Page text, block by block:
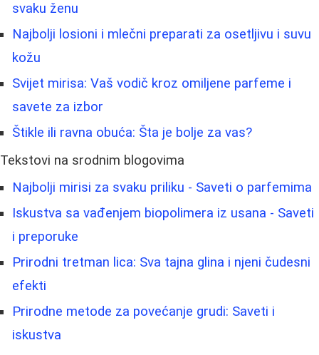
svaku ženu
Najbolji losioni i mlečni preparati za osetljivu i suvu
kožu
Svijet mirisa: Vaš vodič kroz omiljene parfeme i
savete za izbor
Štikle ili ravna obuća: Šta je bolje za vas?
Tekstovi na srodnim blogovima
Najbolji mirisi za svaku priliku - Saveti o parfemima
Iskustva sa vađenjem biopolimera iz usana - Saveti
i preporuke
Prirodni tretman lica: Sva tajna glina i njeni čudesni
efekti
Prirodne metode za povećanje grudi: Saveti i
iskustva